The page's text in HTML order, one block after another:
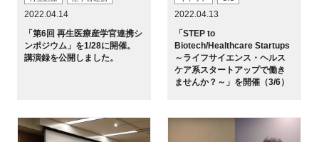
2022.04.14
「第6回 再生医療産学官連携シ
ンポジウム」を1/28に開催。
講演録を公開しました。
2022.04.13
「STEP to
Biotech/Healthcare Startups
～ライフサイエンス・ヘルス
ケア系スタートアップで働き
ませんか？～」を開催（3/6）